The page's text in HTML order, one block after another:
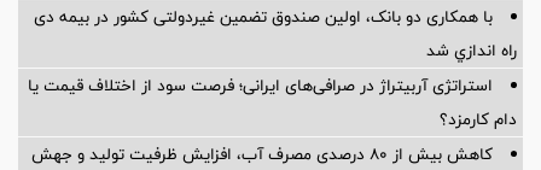
با همکاری دو بانک، اولین صندوق تضمین غیردولتی کشور در بیمه دی
راه اندازي شد
استراتژی آربیتراژ در صرافی‌های ایرانی؛ فرصت سود از اختلاف قیمت یا
دام کارمزد؟
کاهش بیش از ۸۰ درصدی مصرف آب، افزایش ظرفیت تولید و جهش